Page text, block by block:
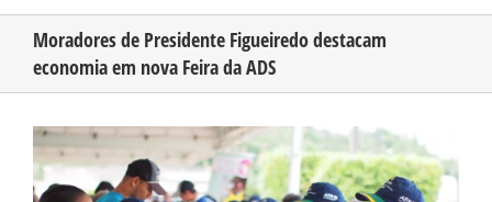
CONHEÇA O AMAZONAS
PUBLICIDADE
Moradores de Presidente Figueiredo destacam
economia em nova Feira da ADS
View
Larger
Image